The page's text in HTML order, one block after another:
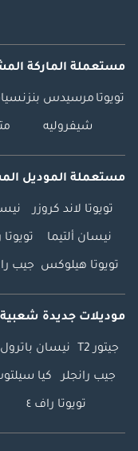
مستعملة الماركة
تويوتا مرسيدس بنز
شيفروليه
مستعملة الموديل
تويوتا لاند كروزر
نيسان ألتيما تويوتا
تويوتا هيلوكس جيب
موديلات جديدة شعبية
جيتور T2 نيسان باترول
جيب رانجلر كيا
تويوتا راف ٤